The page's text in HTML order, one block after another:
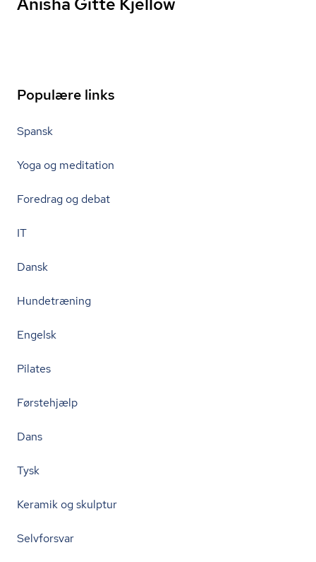
Populære links
Spansk
Yoga og meditation
Foredrag og debat
IT
Dansk
Hundetræning
Engelsk
Pilates
Førstehjælp
Dans
Tysk
Keramik og skulptur
Selvforsvar